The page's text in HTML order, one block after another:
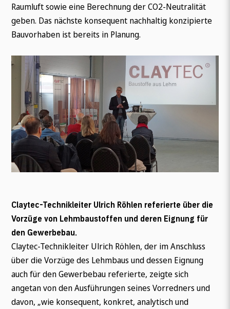
Raumluft sowie eine Berechnung der CO2-Neutralität
geben. Das nächste konsequent nachhaltig konzipierte
Bauvorhaben ist bereits in Planung.
Claytec-Technikleiter Ulrich Röhlen referierte über die
Vorzüge von Lehmbaustoffen und deren Eignung für
den Gewerbebau.
Claytec-Technikleiter Ulrich Röhlen, der im Anschluss
über die Vorzüge des Lehmbaus und dessen Eignung
auch für den Gewerbebau referierte, zeigte sich
angetan von den Ausführungen seines Vorredners und
davon, „wie konsequent, konkret, analytisch und